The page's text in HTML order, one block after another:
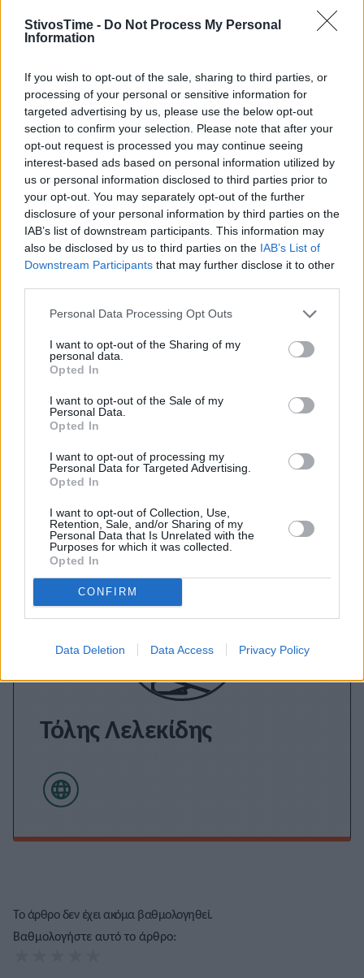
StivosTime - Do Not Process My Personal
Information
If you wish to opt-out of the sale, sharing to third parties, or
processing of your personal or sensitive information for
targeted advertising by us, please use the below opt-out
section to confirm your selection. Please note that after your
opt-out request is processed you may continue seeing
interest-based ads based on personal information utilized by
us or personal information disclosed to third parties prior to
your opt-out. You may separately opt-out of the further
disclosure of your personal information by third parties on the
IAB’s list of downstream participants. This information may
also be disclosed by us to third parties on the IAB’s List of
Downstream Participants that may further disclose it to other
Personal Data Processing Opt Outs
I want to opt-out of the Sharing of my
personal data.
Opted In
I want to opt-out of the Sale of my
Personal Data.
Opted In
I want to opt-out of processing my
Personal Data for Targeted Advertising.
Opted In
I want to opt-out of Collection, Use,
Retention, Sale, and/or Sharing of my
Personal Data that Is Unrelated with the
Purposes for which it was collected.
Opted In
CONFIRM
Data Deletion Data Access Privacy Policy
Meisterin 2022
(28)
FIN
(2022) (2022)
Meisterin 2020
und 2021
Marija
Vukovic (31)
MON
1,97m
(2021)
1,96m
(2022)
Silber EM 2022,
Vierte Hallen-
WM 2022
Εγγραφείτε στο Stivostime των
Τόλης Λελεκίδης
Το άρθρο δεν έχει ακόμα βαθμολογηθεί.
Βαθμολογήστε αυτό το άρθρο: